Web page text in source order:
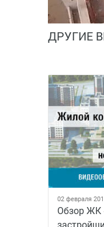
ДРУГИЕ
02 февраля
Обзор ЖК